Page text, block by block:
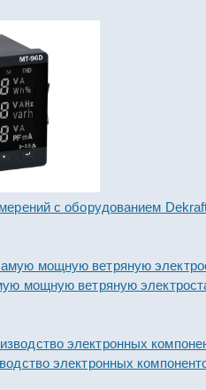
с оборудованием
мощную ветряную
электронных